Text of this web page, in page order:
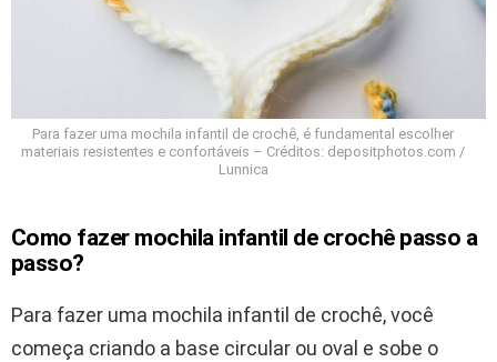
Para fazer uma mochila infantil de crochê, é fundamental escolher
materiais resistentes e confortáveis – Créditos: depositphotos.com /
Lunnica
Como fazer mochila infantil de crochê passo a
passo?
Para fazer uma mochila infantil de crochê, você
começa criando a base circular ou oval e sobe o